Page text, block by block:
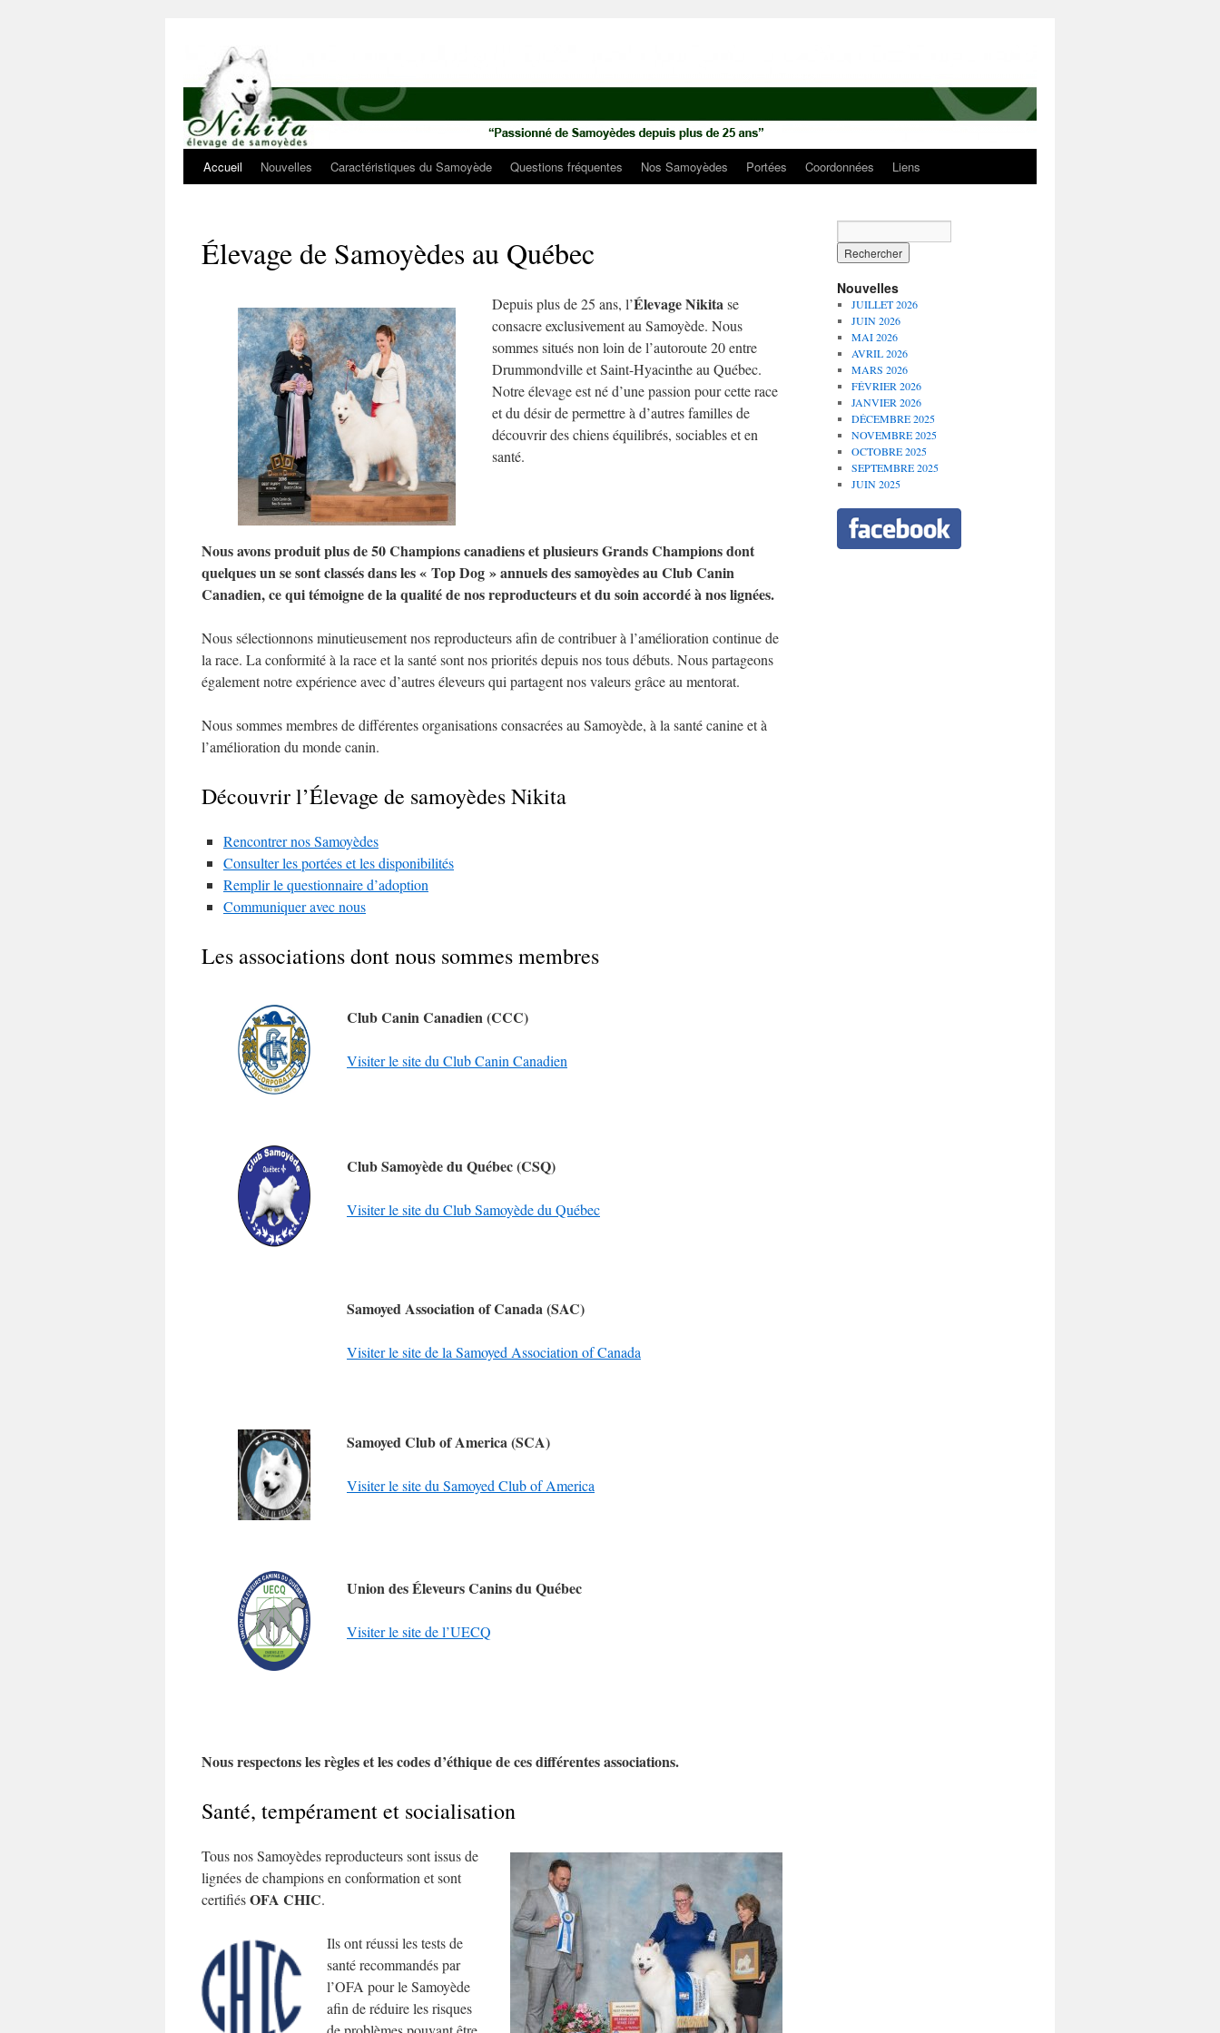
Accueil Nouvelles Caractéristiques du Samoyède Questions fréquentes Nos Samoyèdes Portées Coordonnées Liens
Élevage de Samoyèdes au Québec
Depuis plus de 25 ans, l’Élevage Nikitase
consacre exclusivement au Samoyède. Nous
sommes situés non loin de l’autoroute 20 entre
Drummondville et Saint-Hyacinthe au Québec.
Notre élevage est né d’une passion pour cette race
et du désir de permettre à d’autres familles de
découvrir des chiens équilibrés, sociables et en
santé.
Nous avons produit plus de 50 Champions canadiens et plusieurs Grands Champions dont
quelques un se sont classés dans les « Top Dog » annuels des samoyèdes au Club Canin
Canadien, ce qui témoigne de la qualité de nos reproducteurs et du soin accordé à nos lignées.
Nous sélectionnons minutieusement nos reproducteurs afin de contribuer à l’amélioration continue de
la race. La conformité à la race et la santé sont nos priorités depuis nos tous débuts. Nous partageons
également notre expérience avec d’autres éleveurs qui partagent nos valeurs grâce au mentorat.
Nous sommes membres de différentes organisations consacrées au Samoyède, à la santé canine et à
l’amélioration du monde canin.
Découvrir l’Élevage de samoyèdes Nikita
Rencontrer nos Samoyèdes
Consulter les portées et les disponibilités
Remplir le questionnaire d’adoption
Communiquer avec nous
Les associations dont nous sommes membres
Club Canin Canadien (CCC)
Visiter le site du Club Canin Canadien
Club Samoyède du Québec (CSQ)
Visiter le site du Club Samoyède du Québec
Samoyed Association of Canada (SAC)
Visiter le site de la Samoyed Association of Canada
Samoyed Club of America (SCA)
Visiter le site du Samoyed Club of America
Union des Éleveurs Canins du Québec
Visiter le site de l’UECQ
Nous respectons les règles et les codes d’éthique de ces différentes associations.
Santé, tempérament et socialisation
Tous nos Samoyèdes reproducteurs sont issus de
lignées de champions en conformation et sont
certifiésOFA CHIC.
Ils ont réussi les tests de
santé recommandés par
l’OFA pour le Samoyède
afin de réduire les risques
Nouvelles
JUILLET 2026
JUIN 2026
MAI 2026
AVRIL 2026
MARS 2026
FÉVRIER 2026
JANVIER 2026
DÉCEMBRE 2025
NOVEMBRE 2025
OCTOBRE 2025
SEPTEMBRE 2025
JUIN 2025